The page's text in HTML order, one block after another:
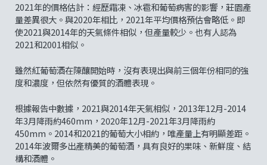
2021年的價格估計：經歷霜凍、冰雹和葡萄病害的影響，莊園產
量差異很大。與2020年相比，2021年平均價格預估會略低。即
使2021與2014年的天氣條件相似，但產量較少。也有人認為
2021和2001相似。
雖然紅葡萄酒在陳釀開始時，沒有表現出與前三個年份相同的強
度和濃度，但依然有優質的酒體表現。
根據報告中數據，2021與2014年天氣相似，2013年12月-2014
年3月降雨約460mm，2020年12月-2021年3月降雨約
450mm。2014和2021的葡萄大小相約，唯產量上有明顯差距。
2014年波爾多出產精美的葡萄酒，具有良好的果味、新鮮度、結
構和酒體。